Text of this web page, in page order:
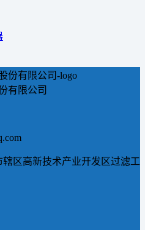
有限公司
区高新技术产业开发区过滤工